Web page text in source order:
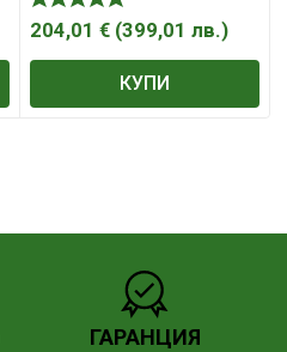
204,01 € (399,01 лв.)
КУПИ
ГАРАНЦИЯ